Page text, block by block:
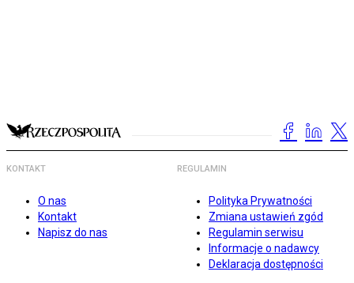
KONTAKT
O nas
Kontakt
Napisz do nas
REGULAMIN
Polityka Prywatności
Zmiana ustawień zgód
Regulamin serwisu
Informacje o nadawcy
Deklaracja dostępności